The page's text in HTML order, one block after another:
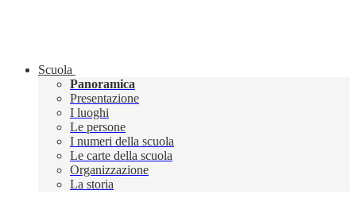
Scuola
Panoramica
Presentazione
I luoghi
Le persone
I numeri della scuola
Le carte della scuola
Organizzazione
La storia